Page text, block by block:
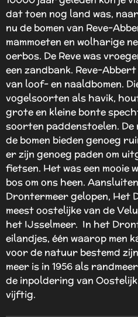
dat toen nog land was,
nu de bomen van Reve-
mammoeten en wolharige
oerbos. De Reve was
een zandbank. Reve-
van loof- en naaldbomen.
vogelsoorten als havik,
grote en kleine bonte
soorten paddenstoelen. De
de bomen bieden genoeg
er zijn genoeg paden om
fietsen. Het was een mooie
bos om ons heen.
Drontermeer gelopen, Het
meest oostelijke van de
het IJsselmeer. In het
eilandjes, één waarop men
voor de natuur bestemd
meer is in 1956 als
de inpoldering van
vijftig.